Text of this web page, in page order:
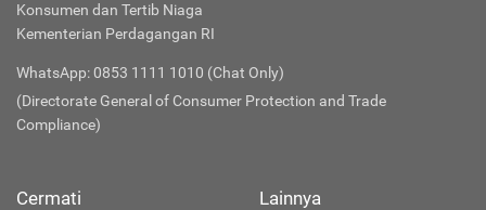
Konsumen dan Tertib Niaga
Kementerian Perdagangan RI
WhatsApp: 0853 1111 1010 (Chat Only)
(Directorate General of Consumer Protection and Trade
Compliance)
Cermati Lainnya